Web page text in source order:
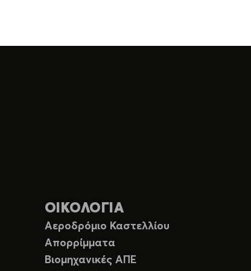
ΟΙΚΟΛΟΓΙΑ
Αεροδρόμιο Καστελλίου
Απορρίμματα
Βιομηχανικές ΑΠΕ